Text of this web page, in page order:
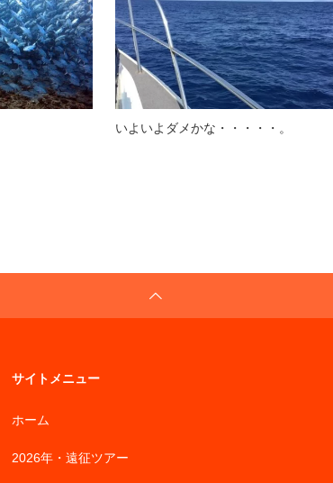
いよいよダメかな・・・・・。
サイトメニュー
ホーム
2026年・遠征ツアー